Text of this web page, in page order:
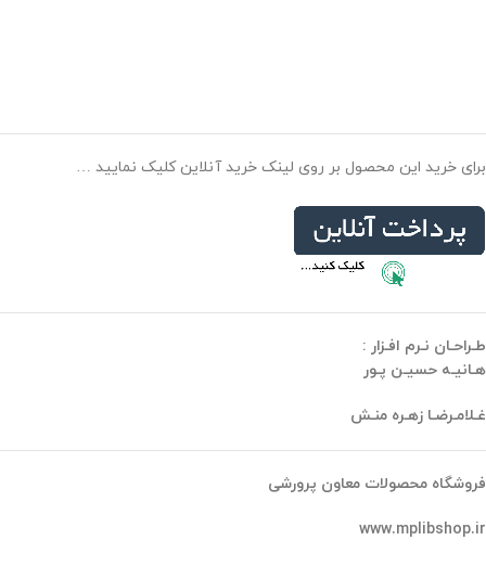
برای خرید این محصول بر روی لینک خرید آنلاین کلیک نمایید …
طـراحـان نـرم افـزار :
هـانیـه حسیـن پـور
غـلامـرضـا زهـره منـش
فروشگاه محصولات معاون پرورشی
www.mplibshop.ir